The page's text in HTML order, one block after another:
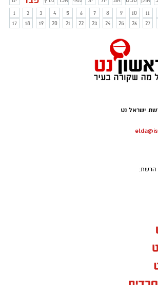
להרבה יותר מדויקת ונינוחה.
1
2 3 4 5 6 7 8 9 10 11
17
18 19 20 21 22 23 24 25 26 27
ישראל נט
הרשת: